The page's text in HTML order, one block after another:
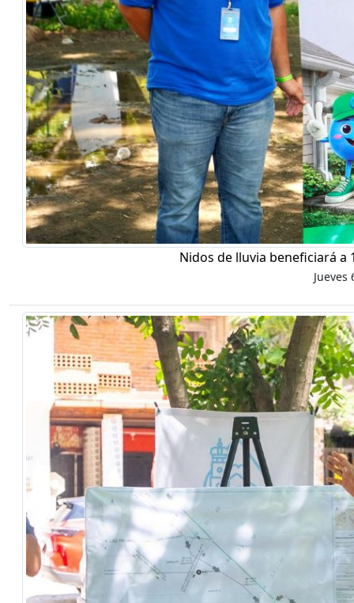
Nidos de lluvia beneficiará a
Jueves